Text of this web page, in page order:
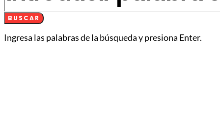
BUSCAR
Ingresa las palabras de la búsqueda y presiona Enter.